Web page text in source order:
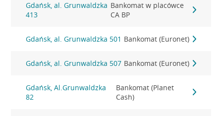
Gdańsk, al. Grunwaldzka
413
Bankomat w placówce
CA BP
Gdańsk, al. Grunwaldzka 501 Bankomat (Euronet)
Gdańsk, al. Grunwaldzka 507 Bankomat (Euronet)
Gdańsk, Al.Grunwaldzka
82
Bankomat (Planet
Cash)